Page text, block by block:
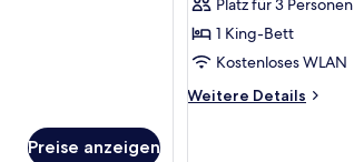
Preise anzeigen
Balkon,
Hafenblick
anzeigen
Platz für 3 Personen
1 King-Bett
Kostenloses WLAN
Weitere Details
Weitere